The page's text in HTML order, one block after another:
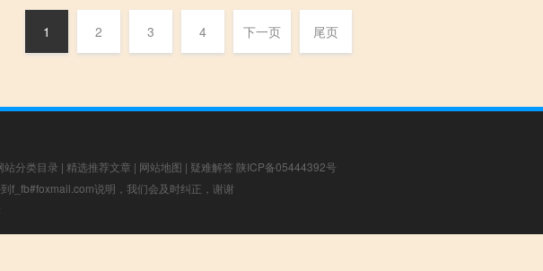
1 2 3 4 下一页 尾页
站分类目录 | 精选推荐文章 | 网站地图 | 疑难解答 陕ICP备05444392号
f_fb#foxmail.com说明，我们会及时纠正，谢谢